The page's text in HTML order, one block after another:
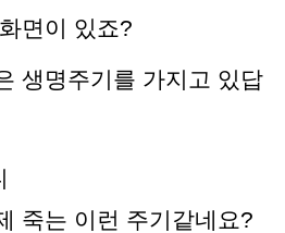
면이 있죠?
생명주기를 가지고 있답
죽는 이런 주기같네요?